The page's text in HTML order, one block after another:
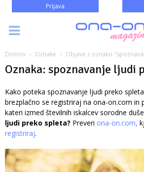
Prijava
Domov Oznake Objave z oznako
Oznaka: spoznavanje ljudi
Kako poteka spoznavanje ljudi preko
brezplačno se registriraj na ona-on.com in
kateri izmed številnih iskalcev sorodne
ljudi preko spleta? Preveri ona-on.com,
registriraj.